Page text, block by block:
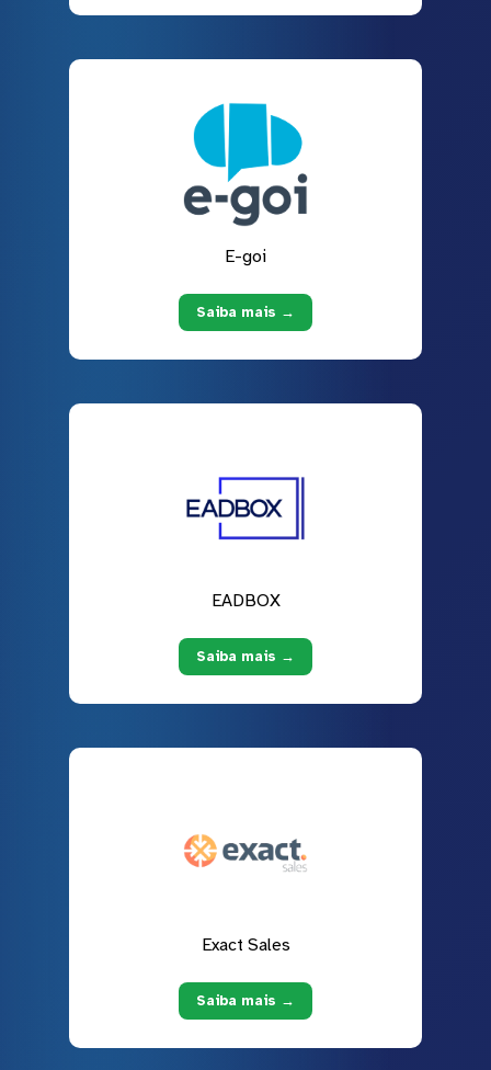
E-goi
Saiba mais →
EADBOX
Saiba mais →
Exact Sales
Saiba mais →